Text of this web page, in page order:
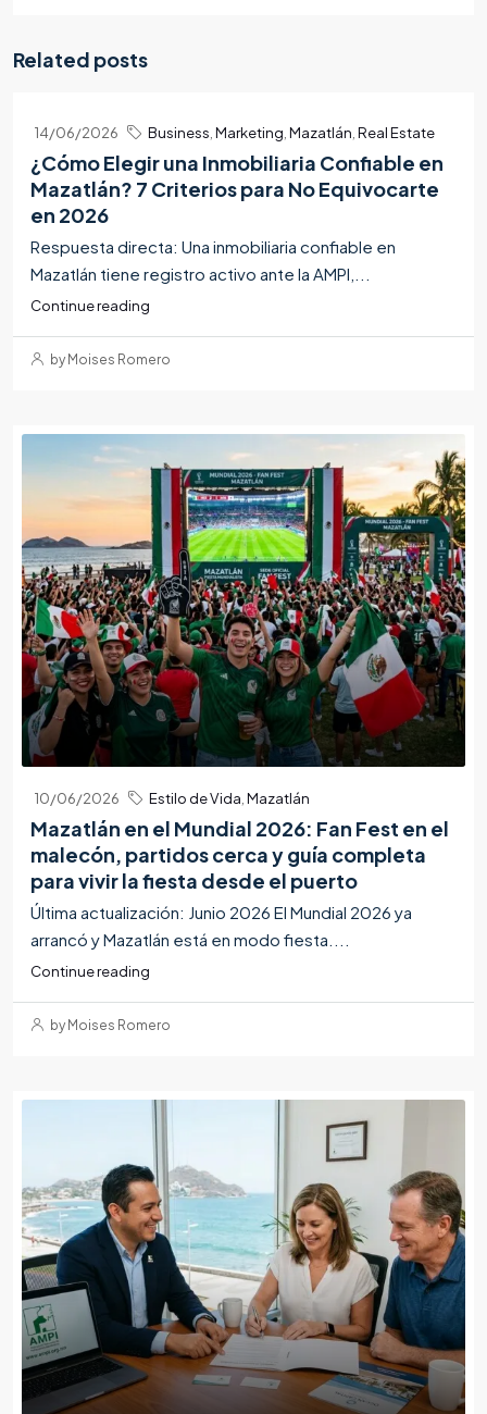
Related posts
14/06/2026 Business Marketing Mazatlán Real Estate
¿Cómo Elegir una Inmobiliaria Confiable en
Mazatlán? 7 Criterios para No Equivocarte
en 2026
Respuesta directa: Una inmobiliaria confiable en
Mazatlán tiene registro activo ante la AMPI,...
Continue reading
by Moises Romero
10/06/2026 Estilo de Vida Mazatlán
Mazatlán en el Mundial 2026: Fan Fest en el
malecón, partidos cerca y guía completa
para vivir la fiesta desde el puerto
Última actualización: Junio 2026 El Mundial 2026 ya
arrancó y Mazatlán está en modo fiesta....
Continue reading
by Moises Romero